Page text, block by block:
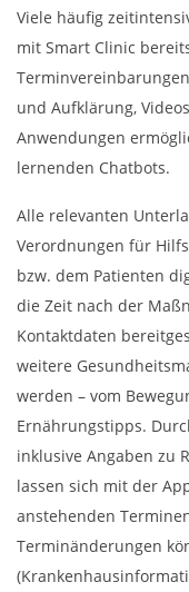
Viele häufig
mit Smart Clinic
und Aufklärung,
Anwendungen
lernenden Chatbots.
Alle relevanten
Verordnungen für
bzw. dem Patienten
die Zeit nach der
Kontaktdaten
weitere
werden – vom
Ernährungstipps.
inklusive Angaben zu
lassen sich mit der
anstehenden
Terminänderungen